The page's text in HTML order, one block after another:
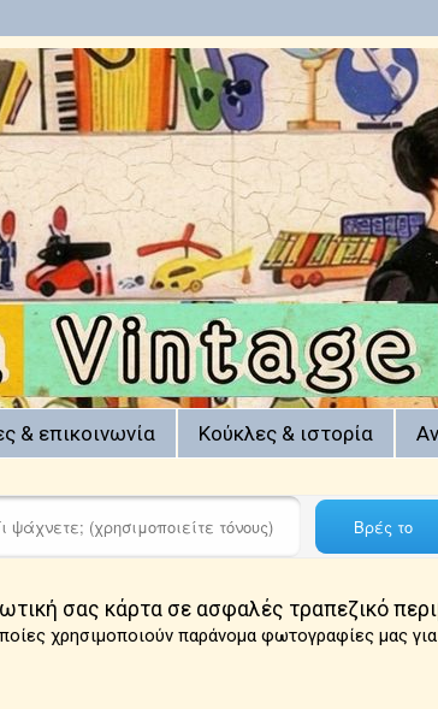
& επικοινωνία Κούκλες & ιστορία
σας κάρτα σε ασφαλές τραπεζικό
χρησιμοποιούν παράνομα φωτογραφίες μας